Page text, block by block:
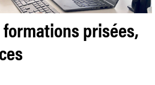
prisées,